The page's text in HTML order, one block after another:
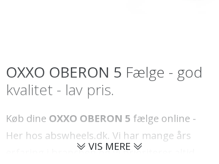
OXXO OBERON 5 Fælge - god
kvalitet - lav pris.
Køb dine OXXO OBERON 5 fælge online -
Her hos abswheels.dk. Vi har mange års
erfaring i branchen og vi prioriterer altid
VIS MERE